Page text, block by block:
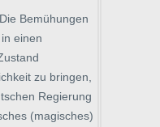
Bemühungen
einen
zu bringen,
Regierung
(magisches)